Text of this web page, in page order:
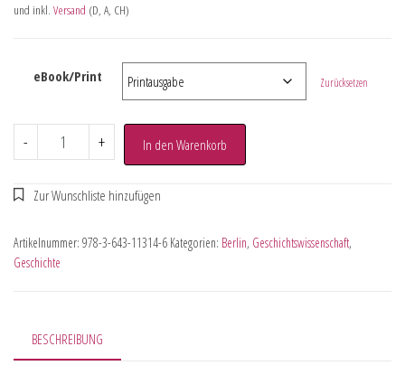
und inkl. Versand (D, A, CH)
eBook/Print Zurücksetzen
- + In den Warenkorb
Artikelnummer: 978-3-643-11314-6 Kategorien: Berlin, Geschichtswissenschaft,
Geschichte
BESCHREIBUNG